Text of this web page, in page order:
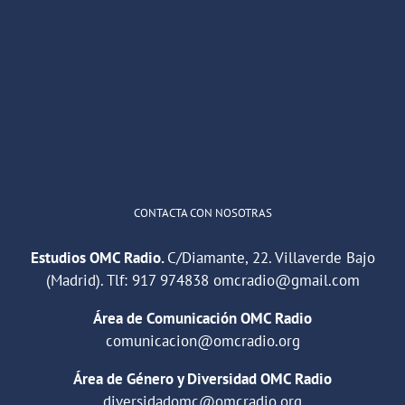
CONTACTA CON NOSOTRAS
Estudios OMC Radio.C/Diamante, 22. Villaverde Bajo
(Madrid). Tlf: 917 974838 omcradio@gmail.com
Área de Comunicación OMC Radio
comunicacion@omcradio.org
Área de Género y Diversidad OMC Radio